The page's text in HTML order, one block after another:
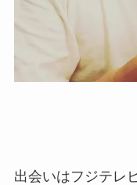
出会いはフジテレ